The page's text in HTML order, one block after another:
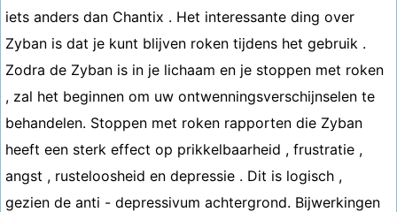
iets anders dan Chantix . Het interessante ding over
Zyban is dat je kunt blijven roken tijdens het gebruik .
Zodra de Zyban is in je lichaam en je stoppen met roken
, zal het beginnen om uw ontwenningsverschijnselen te
behandelen. Stoppen met roken rapporten die Zyban
heeft een sterk effect op prikkelbaarheid , frustratie ,
angst , rusteloosheid en depressie . Dit is logisch ,
gezien de anti - depressivum achtergrond. Bijwerkingen